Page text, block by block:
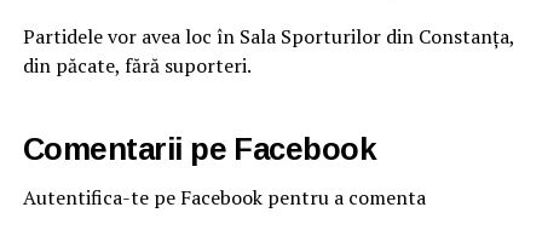
Partidele vor avea loc în Sala Sporturilor din Constanța,
din păcate, fără suporteri.
Comentarii pe Facebook
Autentifica-te pe Facebook pentru a comenta